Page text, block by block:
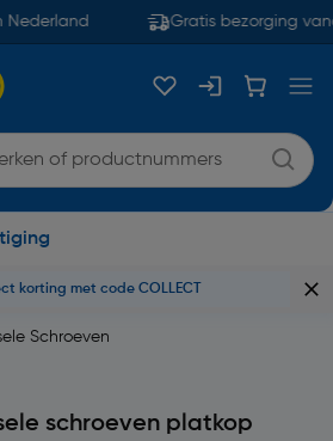
Gratis bezorging
korting met code COLLECT
Schroeven
schroeven platkop